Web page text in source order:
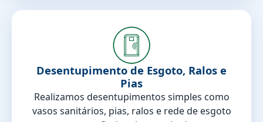
Desentupimento de Esgoto, Ralos e
Pias
Realizamos desentupimentos simples como
vasos sanitários, pias, ralos e rede de esgoto